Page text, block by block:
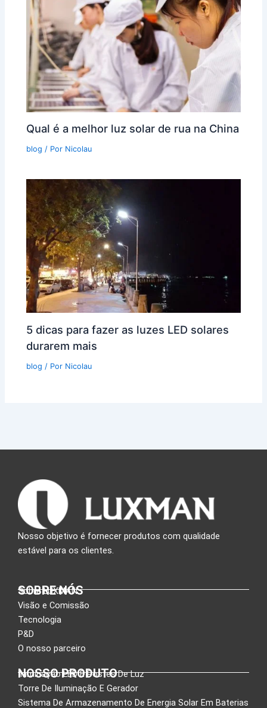
Qual é a melhor luz solar de rua na China
blog / Por Nicolau
5 dicas para fazer as luzes LED solares
durarem mais
blog / Por Nicolau
Nosso objetivo é fornecer produtos com qualidade
estável para os clientes.
SOBRE NÓS
Sobre LUXMAN
Visão e Comissão
Tecnologia
P&D
O nosso parceiro
NOSSO PRODUTO
Iluminação LED E Postes De Luz
Torre De Iluminação E Gerador
Sistema De Armazenamento De Energia Solar Em Baterias